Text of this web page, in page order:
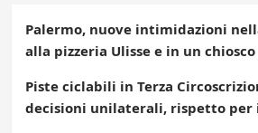
Palermo, nuove intimidazioni
alla pizzeria Ulisse e in un
Piste ciclabili in Terza
decisioni unilaterali, rispetto